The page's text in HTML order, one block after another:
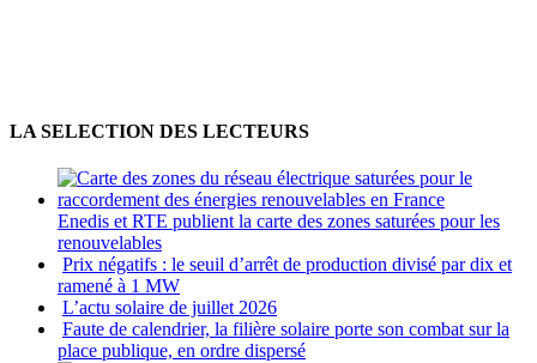
LA SELECTION DES LECTEURS
Enedis et RTE publient la carte des zones saturées pour les
renouvelables
Prix négatifs : le seuil d’arrêt de production divisé par dix et
ramené à 1 MW
L’actu solaire de juillet 2026
Faute de calendrier, la filière solaire porte son combat sur la
place publique, en ordre dispersé